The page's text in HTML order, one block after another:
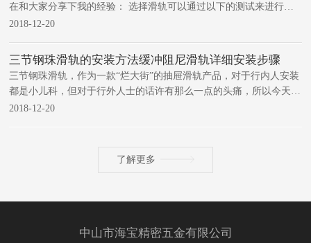
在和大家分享下我的经验： 选择滑轨可以通过以下的测试来进行挑
选质量较好的钢珠滑轨： 1. 购买钢珠滑轨首先要看滑轨的外观，看
2018-12-20
三节钢珠滑轨的安装方法缓冲阻尼滑轨详细安装步骤
三节钢珠滑轨，作为一款“烂大街”的抽屉滑轨产品，对于行内人安装
都是小儿科，但对于行外人士的话许有那么一点的头痛，所以今天为
大家详细介绍和讲解三节钢珠滑轨的安装方法（以下是以LEGI的三
2018-12-20
了解更多
中山市海宝精密五金有限公司